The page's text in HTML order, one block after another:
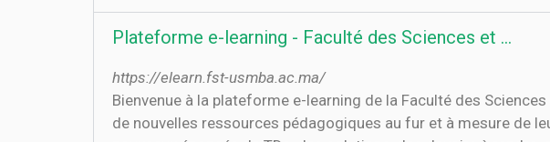
Plateforme e-learning - Faculté des Sciences et …
https://elearn.fst-usmba.ac.ma/
Bienvenue à la plateforme e-learning de la Faculté des
de nouvelles ressources pédagogiques au fur et à mesure de